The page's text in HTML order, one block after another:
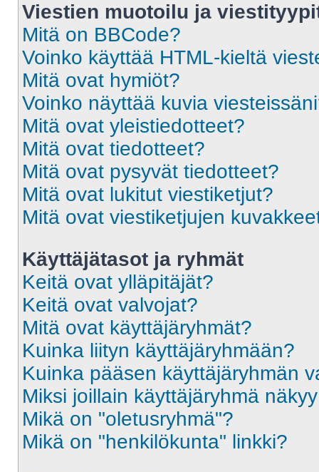
Viestien muotoilu ja
Mitä on BBCode?
Voinko käyttää HTML-kieltä
Mitä ovat hymiöt?
Voinko näyttää kuvia
Mitä ovat yleistiedotteet?
Mitä ovat tiedotteet?
Mitä ovat pysyvät tiedotteet?
Mitä ovat lukitut viestiketjut?
Mitä ovat viestiketjujen
Käyttäjätasot ja ryhmät
Keitä ovat ylläpitäjät?
Keitä ovat valvojat?
Mitä ovat käyttäjäryhmät?
Kuinka liityn käyttäjäryhmään?
Kuinka pääsen käyttäjäryhmän
Miksi joillain käyttäjäryhmä
Mikä on "oletusryhmä"?
Mikä on "henkilökunta" linkki?